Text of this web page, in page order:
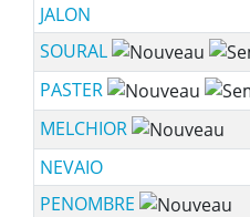
JALON
SOURAL
PASTER
MELCHIOR
NEVAIO
PENOMBRE